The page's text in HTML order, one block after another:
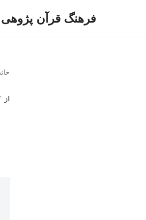
فرهنگ قرآن
از